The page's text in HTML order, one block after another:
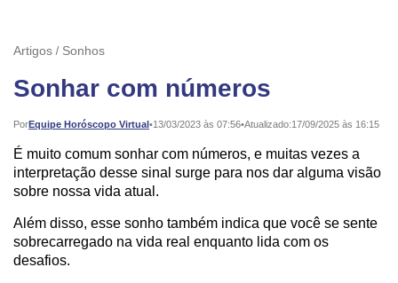
Artigos Sonhos
Sonhar com números
PorEquipe Horóscopo Virtual•
Publicado: 13/03/2023 às 07:56•Atualizado:17/09/2025 às 16:15
É muito comum sonhar com números, e muitas vezes a
interpretação desse sinal surge para nos dar alguma visão
sobre nossa vida atual.
Além disso, esse sonho também indica que você se sente
sobrecarregado na vida real enquanto lida com os
desafios.